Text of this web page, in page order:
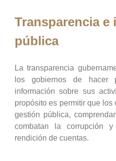
Transparencia e
pública
La transparencia
los gobiernos de hacer
información sobre sus
propósito es permitir que
gestión pública,
combatan la corrupción
rendición de cuentas.